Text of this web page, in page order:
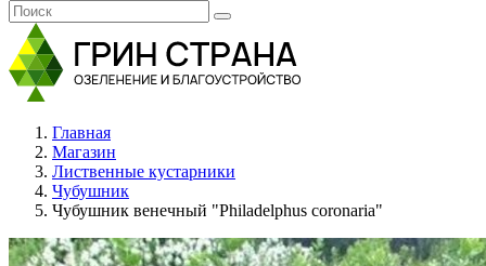
Главная
Магазин
Лиственные кустарники
Чубушник
Чубушник венечный "Philadelphus coronaria"